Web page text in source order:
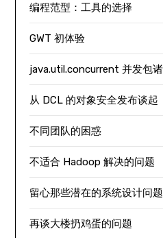
编程范型：工具的选择
GWT 初体验
java.util.concurrent 并发包
从 DCL 的对象安全发布谈起
不同团队的困惑
不适合 Hadoop 解决的问题
留心那些潜在的系统设计问题
再谈大楼扔鸡蛋的问题